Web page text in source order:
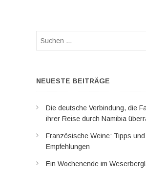
NEUESTE BEITRÄGE
Die deutsche Verbindung, die
ihrer Reise durch Namibia
Französische Weine: Tipps und
Empfehlungen
Ein Wochenende im